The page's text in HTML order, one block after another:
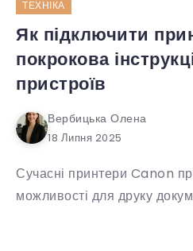
ТЕХНІКА
Як підключити
покрокова
пристроїв
Вербицька Олена
18 Липня 2025
Сучасні принтери Canon
можливості для друку